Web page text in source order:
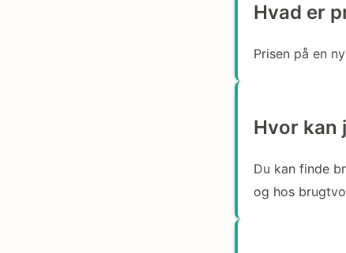
Hvad er
Prisen på en
Hvor kan
Du kan finde
og hos